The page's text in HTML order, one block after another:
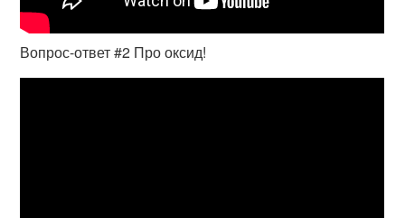
Вопрос-ответ #2 Про оксид!